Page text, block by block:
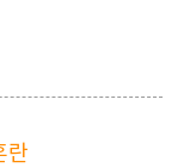
란